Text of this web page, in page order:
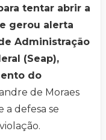
tentar abrir a
gerou alerta
Administração
(Seap),
do
de Moraes
a defesa se